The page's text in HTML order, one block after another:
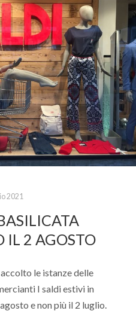
2021
IL 2 AGOSTO
le istanze delle
I saldi estivi in
e non più il 2 luglio.